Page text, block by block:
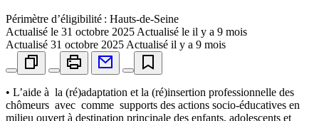
Périmètre d’éligibilité : Hauts-de-Seine
Actualisé le 31 octobre 2025 Actualisé le il y a 9 mois
Actualisé 31 octobre 2025 Actualisé il y a 9 mois
• L’aide à la (ré)adaptation et la (ré)insertion professionnelle des
chômeurs avec comme supports des actions socio-éducatives en
milieu ouvert à destination principale des enfants, adolescents et